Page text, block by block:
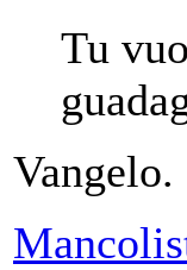
Tu
Vangelo.